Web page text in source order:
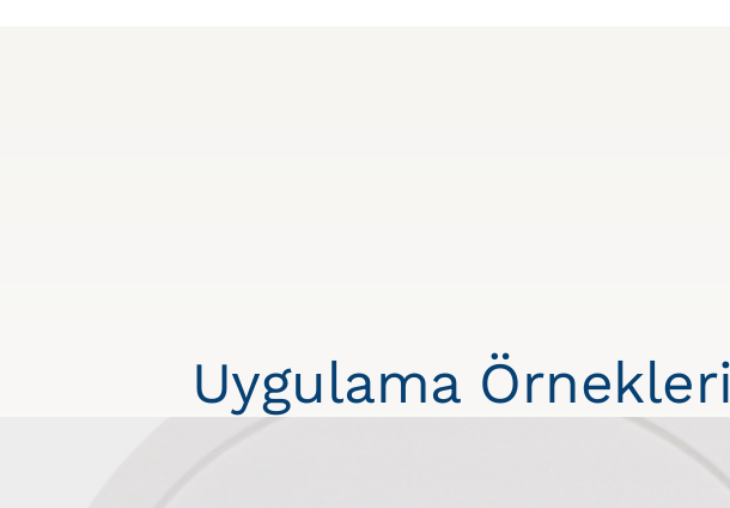
Uygulama